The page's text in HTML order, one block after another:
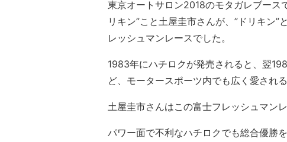
東京オートサロン2018のモタガレブース
リキン”こと土屋圭市さんが、”ドリキン
レッシュマンレースでした。
1983年にハチロクが発売されると、翌
ど、モータースポーツ内でも広く愛される
土屋圭市さんはこの富士フレッシュマン
パワー面で不利なハチロクでも総合優勝